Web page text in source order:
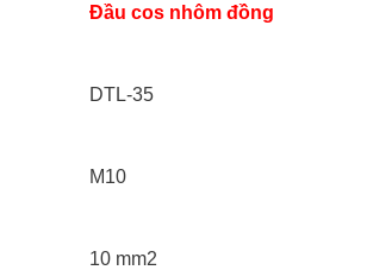
Đầu cos nhôm đồng
DTL-35
M10
10 mm2